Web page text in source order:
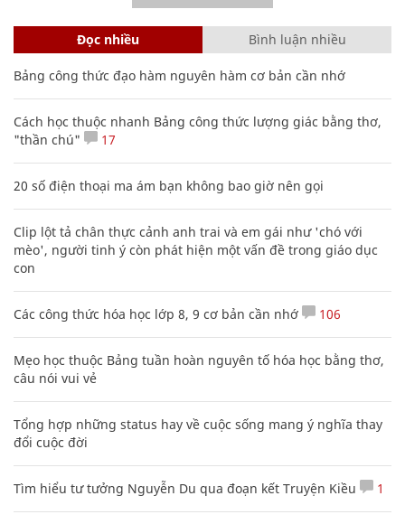
Đọc nhiều Bình luận nhiều
Bảng công thức đạo hàm nguyên hàm cơ bản cần nhớ
Cách học thuộc nhanh Bảng công thức lượng giác bằng thơ,
"thần chú"
17
20 số điện thoại ma ám bạn không bao giờ nên gọi
Clip lột tả chân thực cảnh anh trai và em gái như 'chó với
mèo', người tinh ý còn phát hiện một vấn đề trong giáo dục
con
Các công thức hóa học lớp 8, 9 cơ bản cần nhớ 106
Mẹo học thuộc Bảng tuần hoàn nguyên tố hóa học bằng thơ,
câu nói vui vẻ
Tổng hợp những status hay về cuộc sống mang ý nghĩa thay
đổi cuộc đời
Tìm hiểu tư tưởng Nguyễn Du qua đoạn kết Truyện Kiều 1